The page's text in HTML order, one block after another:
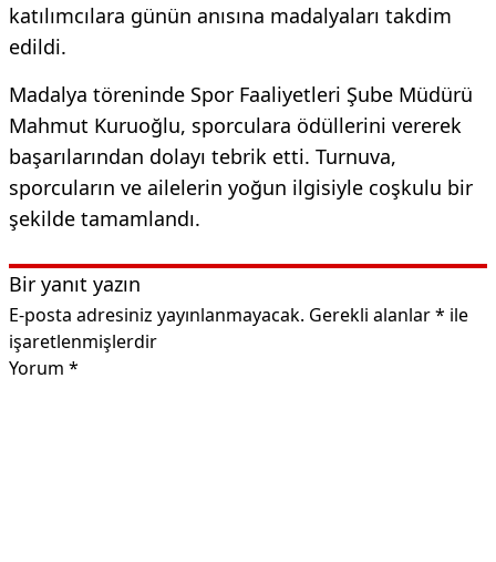
katılımcılara günün anısına madalyaları takdim
edildi.
Madalya töreninde Spor Faaliyetleri Şube Müdürü
Mahmut Kuruoğlu, sporculara ödüllerini vererek
başarılarından dolayı tebrik etti. Turnuva,
sporcuların ve ailelerin yoğun ilgisiyle coşkulu bir
şekilde tamamlandı.
Bir yanıt yazın
E-posta adresiniz yayınlanmayacak. Gerekli alanlar* ile
işaretlenmişlerdir
Yorum *